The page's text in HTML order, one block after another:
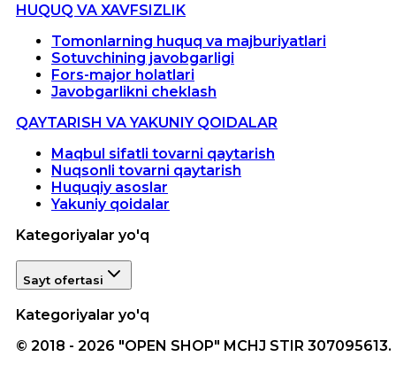
HUQUQ VA XAVFSIZLIK
Tomonlarning huquq va majburiyatlari
Sotuvchining javobgarligi
Fors-major holatlari
Javobgarlikni cheklash
QAYTARISH VA YAKUNIY QOIDALAR
Maqbul sifatli tovarni qaytarish
Nuqsonli tovarni qaytarish
Huquqiy asoslar
Yakuniy qoidalar
Kategoriyalar yo'q
Sayt ofertasi
Kategoriyalar yo'q
© 2018 - 2026 "OPEN SHOP" MCHJ STIR 307095613.